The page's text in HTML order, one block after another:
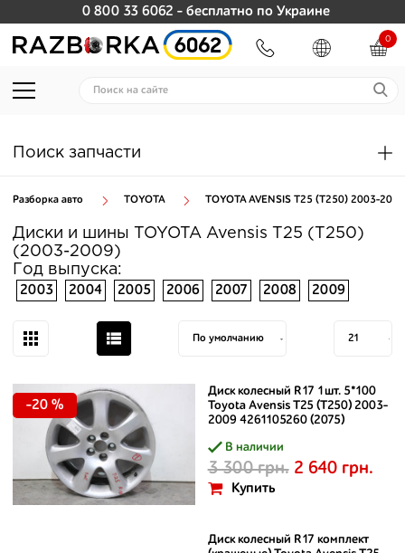
0 800 33 6062 - бесплатно по Украине
0
Поиск запчасти
Разборка авто TOYOTA TOYOTA AVENSIS T25 (T250) 2003-2009
Диски и шины TOYOTA Avensis T25 (T250)
(2003-2009)
Год выпуска:
2003
2004 2005 2006 2007 2008 2009
Диск колесный R17 1шт. 5*100
Toyota Avensis T25 (T250) 2003-
2009 4261105260 (2075)
В наличии
3 300 грн. 2 640 грн.
Купить
-20 %
Диск колесный R17 комплект